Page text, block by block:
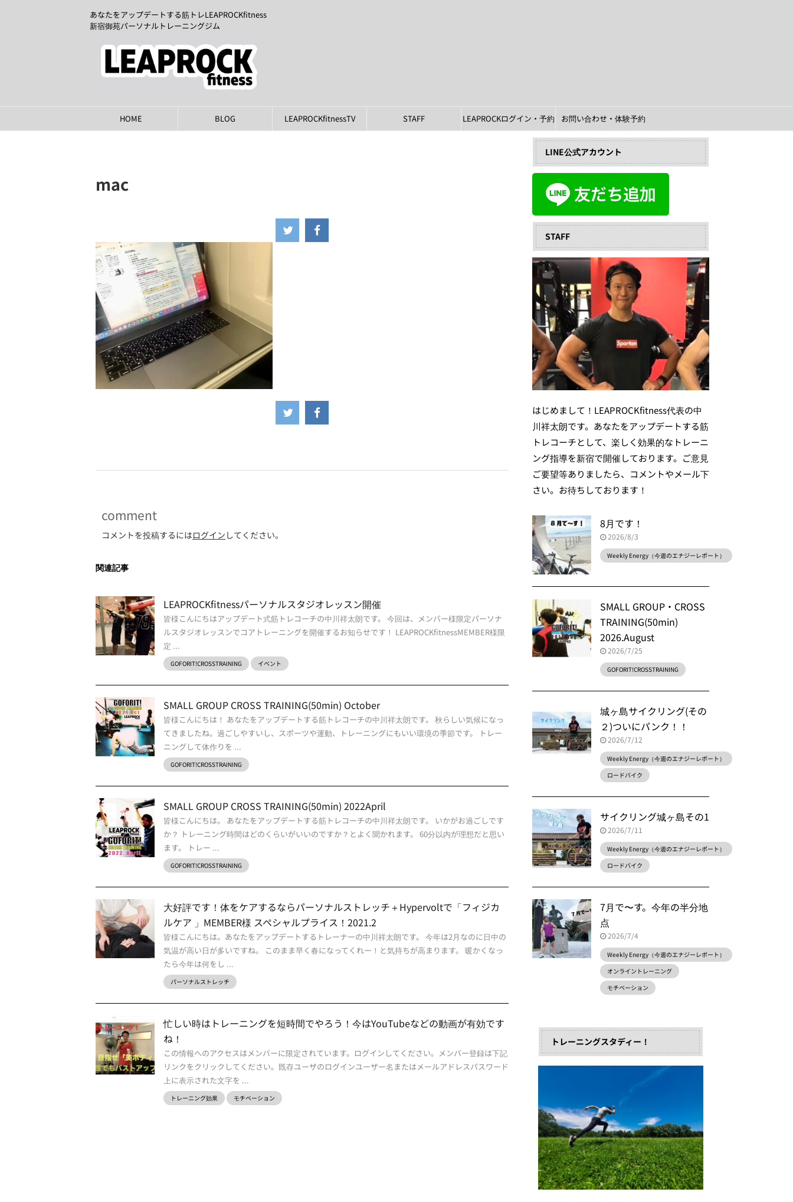
あなたをアップデートする筋トレLEAPROCKfitness
新宿御苑パーソナルトレーニングジム
HOME BLOG LEAPROCKfitnessTV STAFF LEAPROCKログイン・予約 お問い合わせ・体験予約
mac
comment
コメントを投稿するにはログイン してください。
関連記事
LEAPROCKfitnessパーソナルスタジオレッスン開催
皆様こんにちはアップデート式筋トレコーチの中川祥太朗です。 今回は、メンバー様限定パーソナ
ルスタジオレッスンでコアトレーニングを開催するお知らせです！ LEAPROCKfitnessMEMBER様限
定 ...
GOFORIT!CROSSTRAINING イベント
SMALL GROUP CROSS TRAINING(50min) October
皆様こんにちは！ あなたをアップデートする筋トレコーチの中川祥太朗です。 秋らしい気候になっ
てきましたね。過ごしやすいし、スポーツや運動、トレーニングにもいい環境の季節です。 トレー
ニングして体作りを ...
GOFORIT!CROSSTRAINING
SMALL GROUP CROSS TRAINING(50min) 2022April
皆様こんにちは。 あなたをアップデートする筋トレコーチの中川祥太朗です。 いかがお過ごしです
か？ トレーニング時間はどのくらいがいいのですか？とよく聞かれます。 60分以内が理想だと思い
ます。 トレー ...
GOFORIT!CROSSTRAINING
大好評です！体をケアするならパーソナルストレッチ＋Hypervoltで「フィジカ
ルケア 」MEMBER様 スペシャルプライス！2021.2
皆様こんにちは。あなたをアップデートするトレーナーの中川祥太朗です。 今年は2月なのに日中の
気温が高い日が多いですね。 このまま早く春になってくれー！と気持ちが高まります。 暖かくなっ
たら今年は何をし ...
パーソナルストレッチ
忙しい時はトレーニングを短時間でやろう！今はYouTubeなどの動画が有効です
ね！
この情報へのアクセスはメンバーに限定されています。ログインしてください。メンバー登録は下記
リンクをクリックしてください。既存ユーザのログインユーザー名またはメールアドレスパスワード
上に表示された文字を ...
トレーニング効果 モチベーション
LINE公式アカウント
STAFF
はじめまして！LEAPROCKfitness代表の中
川祥太朗です。あなたをアップデートする筋
トレコーチとして、楽しく効果的なトレーニ
ング指導を新宿で開催しております。ご意見
ご要望等ありましたら、コメントやメール下
さい。お待ちしております！
8月です！
2026/8/3
Weekly Energy（今週のエナジーレポート）
SMALL GROUP・CROSS
TRAINING(50min)
2026.August
2026/7/25
GOFORIT!CROSSTRAINING
城ヶ島サイクリング(その
２)ついにパンク！！
2026/7/12
Weekly Energy（今週のエナジーレポート）
ロードバイク
サイクリング城ヶ島その1
2026/7/11
Weekly Energy（今週のエナジーレポート）
ロードバイク
7月で〜す。今年の半分地
点
2026/7/4
Weekly Energy（今週のエナジーレポート）
オンライントレーニング
モチベーション
トレーニングスタディー！